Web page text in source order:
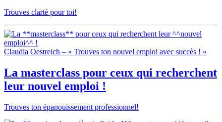
Trouves clarté pour toi!
Claudia Oestreich – « Trouves ton nouvel emploi avec succès ! »
La masterclass pour ceux qui recherchent
leur nouvel emploi !
Trouves ton épanouissement professionnel!